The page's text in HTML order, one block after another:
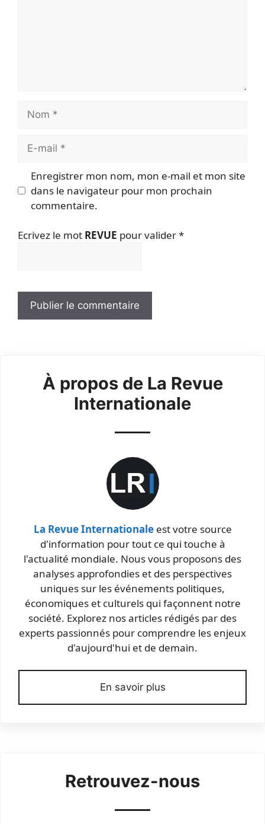
mail
Enregistrer mon nom, mon e-mail et mon site
dans le navigateur pour mon prochain
commentaire.
Ecrivez le mot REVUE pour valider*
À propos de La Revue
Internationale
La Revue Internationaleest votre source
d'information pour tout ce qui touche à
l'actualité mondiale. Nous vous proposons des
analyses approfondies et des perspectives
uniques sur les événements politiques,
économiques et culturels qui façonnent notre
société. Explorez nos articles rédigés par des
experts passionnés pour comprendre les enjeux
d'aujourd'hui et de demain.
En savoir plus
Retrouvez-nous